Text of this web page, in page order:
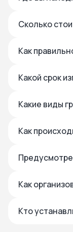
Сколько
Как
Какой срок
Какие виды
Как
Как
Кто